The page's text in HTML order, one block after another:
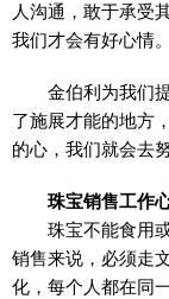
人沟通，敢于承受
我们才会有好心情
金伯利为我们
了施展才能的地方
的心，我们就会去
珠宝销售工作
珠宝不能食用
销售来说，必须走
化，每个人都在同